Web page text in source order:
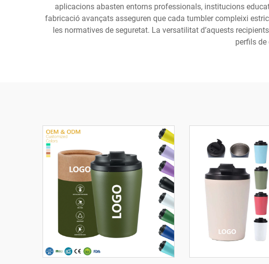
aplicacions abasten entorns professionals, institucions
fabricació avançats asseguren que cada tumbler compleixi
les normatives de seguretat. La versatilitat d’aquests
perfils de